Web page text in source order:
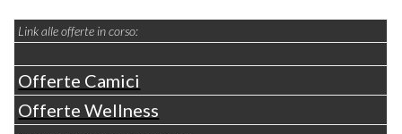
Link alle offerte in corso:
Offerte Camici
Offerte Wellness